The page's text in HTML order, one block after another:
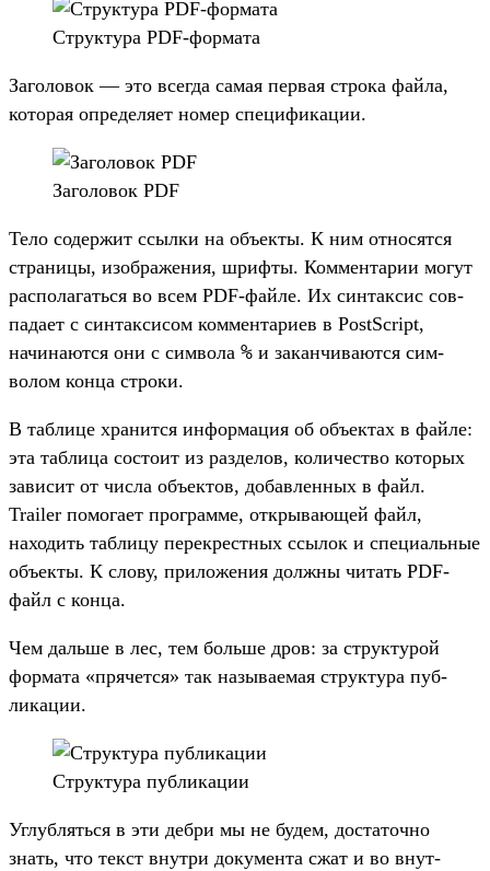
Струк­тура PDF-фор­мата
За­голо­вок — это всег­да самая пер­вая стро­ка фай­ла,
которая опре­деля­ет номер спе­цифи­кации.
За­голо­вок PDF
Те­ло содер­жит ссыл­ки на объ­екты. К ним отно­сят­ся
стра­ницы, изоб­ражения, шриф­ты. Ком­мента­рии могут
рас­полагать­ся во всем PDF-фай­ле. Их син­таксис сов­
пада­ет с син­такси­сом ком­мента­риев в PostScript,
начина­ются они с сим­вола % и закан­чива­ются сим­
волом кон­ца стро­ки.
В таб­лице хра­нит­ся информа­ция об объ­ектах в фай­ле:
эта таб­лица сос­тоит из раз­делов, количес­тво которых
зависит от чис­ла объ­ектов, добав­ленных в файл.
Trailer помога­ет прог­рамме, откры­вающей файл,
находить таб­лицу перек­рес­тных ссы­лок и спе­циаль­ные
объ­екты. К сло­ву, при­ложе­ния дол­жны читать PDF-
файл с кон­ца.
Чем даль­ше в лес, тем боль­ше дров: за струк­турой
фор­мата «пря­чет­ся» так называ­емая струк­тура пуб­
ликации.
Струк­тура пуб­ликации
Уг­лублять­ся в эти деб­ри мы не будем, дос­таточ­но
знать, что текст внут­ри докумен­та сжат и во внут­